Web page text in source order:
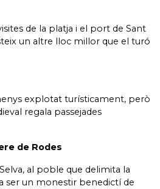
de la platja i el port de Sant
un altre lloc millor que el turó
explotat turísticament, però
regala passejades
de Rodes
al poble que delimita la
ser un monestir benedictí de